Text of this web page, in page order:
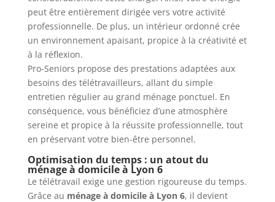
peut être entièrement dirigée vers votre activité
professionnelle. De plus, un intérieur ordonné crée
un environnement apaisant, propice à la créativité et
à la réflexion.
Pro-Seniors propose des prestations adaptées aux
besoins des télétravailleurs, allant du simple
entretien régulier au grand ménage ponctuel. En
conséquence, vous bénéficiez d’une atmosphère
sereine et propice à la réussite professionnelle, tout
en préservant votre bien-être personnel.
Optimisation du temps : un atout du
ménage à domicile à Lyon 6
Le télétravail exige une gestion rigoureuse du temps.
Grâce au ménage à domicile à Lyon 6, il devient